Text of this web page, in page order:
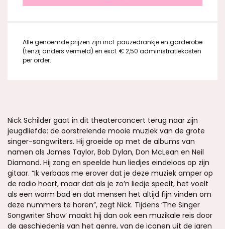
Alle genoemde prijzen zijn incl. pauzedrankje en garderobe
(tenzij anders vermeld) en excl. € 2,50 administratiekosten
per order.
Nick Schilder gaat in dit theaterconcert terug naar zijn
jeugdliefde: de oorstrelende mooie muziek van de grote
singer-songwriters. Hij groeide op met de albums van
namen als James Taylor, Bob Dylan, Don McLean en Neil
Diamond. Hij zong en speelde hun liedjes eindeloos op zijn
gitaar. “Ik verbaas me erover dat je deze muziek amper op
de radio hoort, maar dat als je zo’n liedje speelt, het voelt
als een warm bad en dat mensen het altijd fijn vinden om
deze nummers te horen”, zegt Nick. Tijdens ‘The Singer
Songwriter Show’ maakt hij dan ook een muzikale reis door
de geschiedenis van het genre, van de iconen uit de jaren